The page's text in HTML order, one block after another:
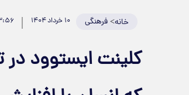
خانه>فرهنگی ۱۰ خرداد ۱۴۰۴